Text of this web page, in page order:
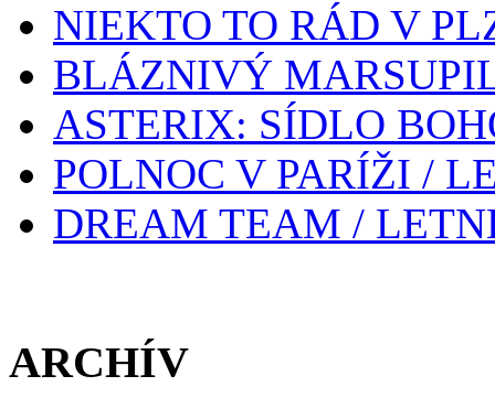
NIEKTO TO RÁD V
BLÁZNIVÝ
ASTERIX: SÍDLO
POLNOC V PARÍŽI /
DREAM TEAM /
ARCHÍV